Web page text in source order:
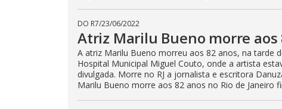
DO R7/23/06/2022
Atriz Marilu Bueno morre aos
A atriz Marilu Bueno morreu aos 82 anos, na tarde
Hospital Municipal Miguel Couto, onde a artista
divulgada. Morre no RJ a jornalista e escritora
Marilu Bueno morre aos 82 anos no Rio de Janeiro